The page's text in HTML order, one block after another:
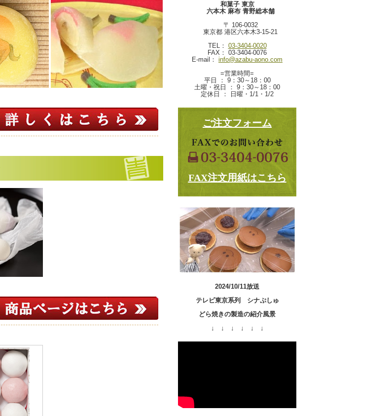
和菓子 東京
六本木 麻布 青野総本舗
〒 106-0032
東京都 港区六本木3-15-21
TEL： 03-3404-0020
FAX： 03-3404-0076
E-mail： info@azabu-aono.com
=営業時間=
平日 ： 9：30～18：00
土曜・祝日 ： 9：30～18：00
定休日 ： 日曜・1/1・1/2
ご注文フォーム
FAX注文用紙はこちら
2024/10/11放送
テレビ東京系列 シナぷしゅ
どら焼きの製造の紹介風景
↓ ↓ ↓ ↓ ↓ ↓